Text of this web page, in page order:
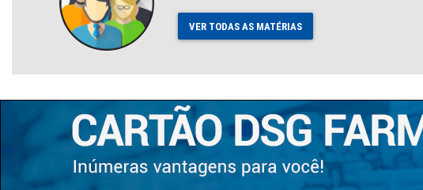
VER TODAS AS MATÉRIAS